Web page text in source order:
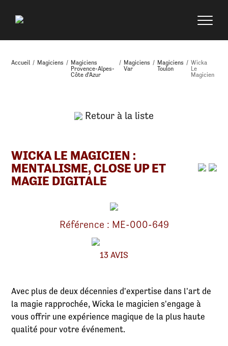
Accueil / Magiciens / Magiciens
Provence-Alpes-
Côte d'Azur
/ Magiciens
Var
/ Magiciens
Toulon
/ Wicka
Le
Magicien
Retour à la liste
WICKA LE MAGICIEN :
MENTALISME, CLOSE UP ET
MAGIE DIGITALE
Référence : ME-000-649
13 AVIS
Avec plus de deux décennies d'expertise dans l'art de
la magie rapprochée, Wicka le magicien s'engage à
vous offrir une expérience magique de la plus haute
qualité pour votre événement.